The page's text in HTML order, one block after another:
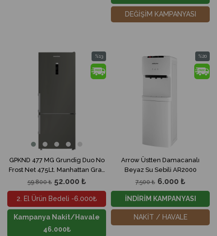
DEĞİŞİM KAMPANYASI
GPKND 477 MG Grundig Duo No
Frost Net 475Lt. Manhattan Gray
Buzdolabı
52.000 ₺
59.800 ₺
%13
İndirim
%13İndirim
2. El Ürün Bedeli -6.000₺
Kampanya Nakit/Havale
46.000₺
Arrow Üstten Damacanalı
Beyaz Su Sebili AR2000
6.000 ₺
7.500 ₺
%20
İndirim
İNDİRİM KAMPANYASI
NAKİT / HAVALE